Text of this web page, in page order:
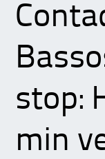
stop:
min